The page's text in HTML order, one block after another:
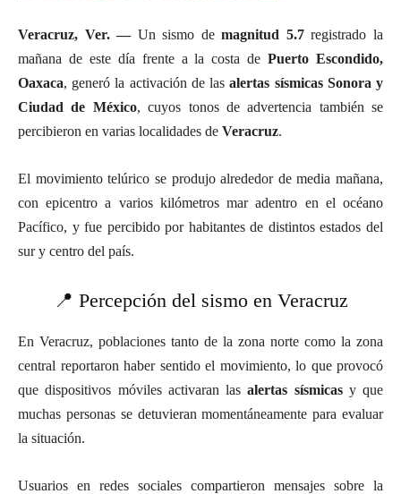
Veracruz, Ver. —Un sismo demagnitud 5.7registrado la
mañana de este día frente a la costa dePuerto Escondido,
Oaxaca, generó la activación de lasalertas sísmicas Sonora y
Ciudad de México, cuyos tonos de advertencia también se
percibieron en varias localidades de Veracruz.
El movimiento telúrico se produjo alrededor de media mañana,
con epicentro a varios kilómetros mar adentro en el océano
Pacífico, y fue percibido por habitantes de distintos estados del
sur y centro del país.
📍 Percepción del sismo en Veracruz
En Veracruz, poblaciones tanto de la zona norte como la zona
central reportaron haber sentido el movimiento, lo que provocó
que dispositivos móviles activaran lasalertas sísmicasy que
muchas personas se detuvieran momentáneamente para evaluar
la situación.
Usuarios en redes sociales compartieron mensajes sobre la